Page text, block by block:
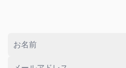
お名前*
メールアドレス